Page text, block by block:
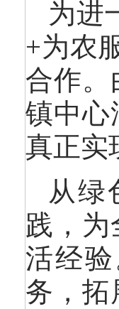
为进
+为农
合作。
镇中心
真正实
从绿
践，
活经
务，拓